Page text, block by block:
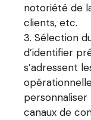
notoriété de
clients, etc.
Sélection
d’identifier
s’adressent
personnaliser
canaux de